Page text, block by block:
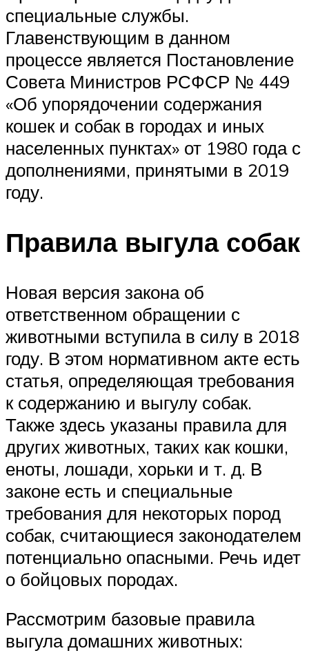
специальные службы.
Главенствующим в данном
процессе является Постановление
Совета Министров РСФСР № 449
«Об упорядочении содержания
кошек и собак в городах и иных
населенных пунктах» от 1980 года с
дополнениями, принятыми в 2019
году.
Правила выгула собак
Новая версия закона об
ответственном обращении с
животными вступила в силу в 2018
году. В этом нормативном акте есть
статья, определяющая требования
к содержанию и выгулу собак.
Также здесь указаны правила для
других животных, таких как кошки,
еноты, лошади, хорьки и т. д. В
законе есть и специальные
требования для некоторых пород
собак, считающиеся законодателем
потенциально опасными. Речь идет
о бойцовых породах.
Рассмотрим базовые правила
выгула домашних животных: